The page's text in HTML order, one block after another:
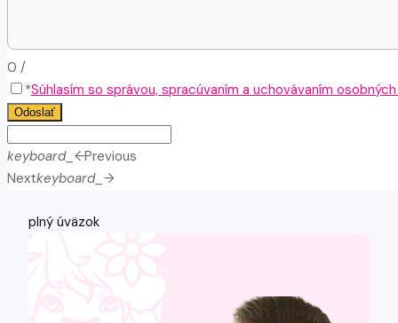
0 /
*Súhlasím so správou, spracúvaním a uchovávaním
Odoslať
keyboard_arrow_leftPrevious
Nextkeyboard_arrow_right
plný úväzok